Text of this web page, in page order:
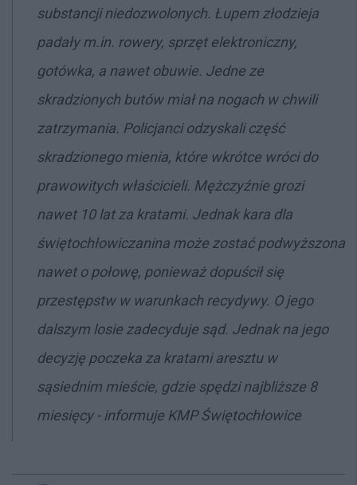
substancji niedozwolonych. Łupem złodzieja
padały m.in. rowery, sprzęt elektroniczny,
gotówka, a nawet obuwie. Jedne ze
skradzionych butów miał na nogach w chwili
zatrzymania. Policjanci odzyskali część
skradzionego mienia, które wkrótce wróci do
prawowitych właścicieli. Mężczyźnie grozi
nawet 10 lat za kratami. Jednak kara dla
świętochłowiczanina może zostać podwyższona
nawet o połowę, ponieważ dopuścił się
przestępstw w warunkach recydywy. O jego
dalszym losie zadecyduje sąd. Jednak na jego
decyzję poczeka za kratami aresztu w
sąsiednim mieście, gdzie spędzi najbliższe 8
miesięcy - informuje KMP Świętochłowice